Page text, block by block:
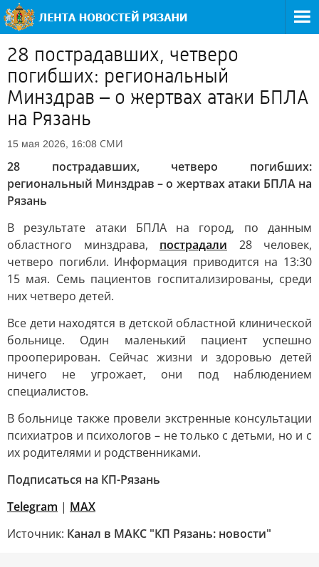
28 пострадавших, четверо
погибших: региональный
Минздрав – о жертвах атаки БПЛА
на Рязань
15 мая 2026, 16:08 СМИ
28 пострадавших, четверо погибших:
региональный Минздрав – о жертвах атаки БПЛА на
Рязань
В результате атаки БПЛА на город, по данным
областного минздрава, пострадали 28 человек,
четверо погибли. Информация приводится на 13:30
15 мая. Семь пациентов госпитализированы, среди
них четверо детей.
Все дети находятся в детской областной клинической
больнице. Один маленький пациент успешно
прооперирован. Сейчас жизни и здоровью детей
ничего не угрожает, они под наблюдением
специалистов.
В больнице также провели экстренные консультации
психиатров и психологов – не только с детьми, но и с
их родителями и родственниками.
Подписаться на КП-Рязань
Telegram | МАХ
Источник: Канал в МАКС "КП Рязань: новости"